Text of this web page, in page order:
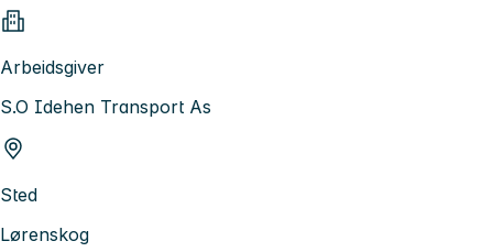
Arbeidsgiver
S.O Idehen Transport As
Sted
Lørenskog